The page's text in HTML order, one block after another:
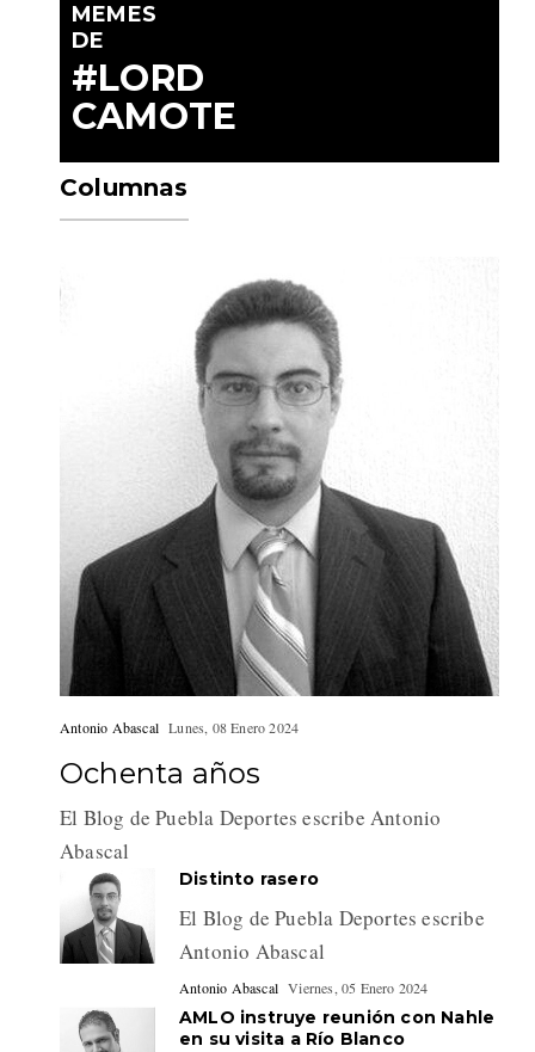
MEMES
DE
#LORD
CAMOTE
Columnas
Antonio Abascal Lunes, 08 Enero 2024
Ochenta años
El Blog de Puebla Deportes escribe Antonio
Abascal
Distinto rasero
El Blog de Puebla Deportes escribe
Antonio Abascal
Antonio Abascal Viernes, 05 Enero 2024
AMLO instruye reunión con Nahle
en su visita a Río Blanco